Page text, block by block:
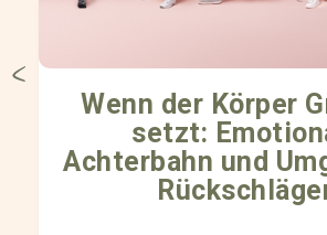
Wenn der Körper
setzt:
Achterbahn und